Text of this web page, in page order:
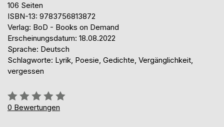
106 Seiten
ISBN-13: 9783756813872
Verlag: BoD - Books on Demand
Erscheinungsdatum: 18.08.2022
Sprache: Deutsch
Schlagworte: Lyrik, Poesie, Gedichte, Vergänglichkeit,
vergessen
Bewertung::
0%
0 Bewertungen